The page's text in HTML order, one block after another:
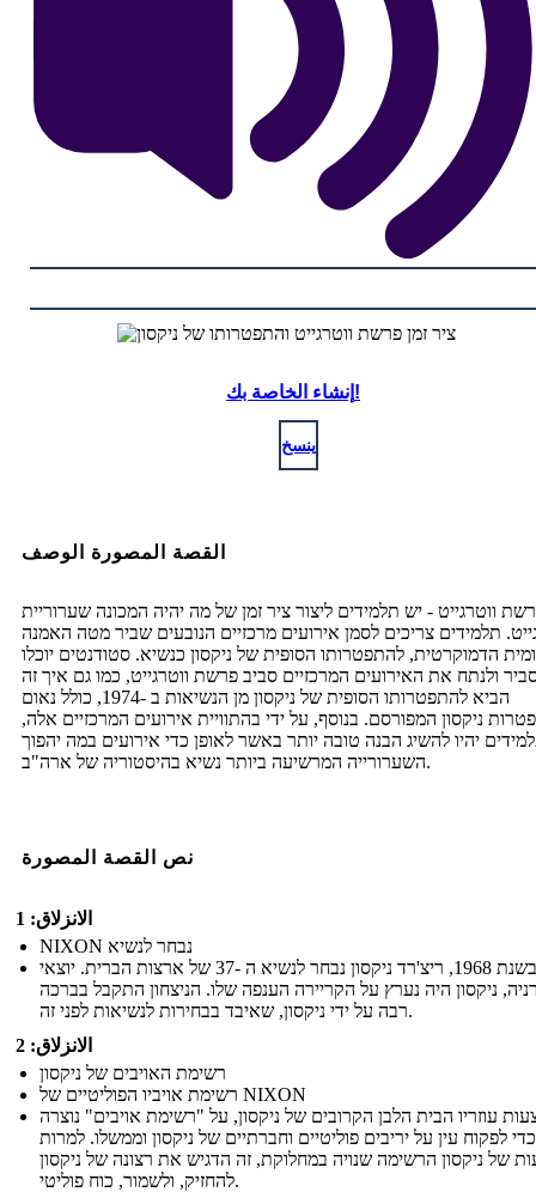
إنشاء الخاصة بك!
ينسخ
القصة المصورة الوصف
ווטרגייט - יש תלמידים ליצור ציר זמן של מה יהיה המכונה שערוריית
תלמידים צריכים לסמן אירועים מרכזיים הנובעים שביר מטה האמנה
הדמוקרטית, להתפטרותו הסופית של ניקסון כנשיא. סטודנטים יוכלו
ולנתח את האירועים המרכזיים סביב פרשת ווטרגייט, כמו גם איך זה
הביא להתפטרותו הסופית של ניקסון מן הנשיאות ב -1974, כולל נאום
ניקסון המפורסם. בנוסף, על ידי בהתוויית אירועים המרכזיים אלה,
יהיו להשיג הבנה טובה יותר באשר לאופן כדי אירועים במה יהפוך
השערורייה המרשיעה ביותר נשיא בהיסטוריה של ארה"ב.
نص القصة المصورة
الانزلاق: 1
NIXON נבחר לנשיא
בשנת 1968, ריצ'רד ניקסון נבחר לנשיא ה -37 של ארצות הברית. יוצאי
ניקסון היה נערץ על הקריירה הענפה שלו. הניצחון התקבל בברכה
רבה על ידי ניקסון, שאיבד בבחירות לנשיאות לפני זה.
الانزلاق: 2
רשימת האויבים של ניקסון
רשימת אויביו הפוליטיים של NIXON
עוזריו הבית הלבן הקרובים של ניקסון, על "רשימת אויבים" נוצרה
כדי לפקוח עין על יריבים פוליטיים וחברתיים של ניקסון וממשלו. למרות
של ניקסון הרשימה שנויה במחלוקת, זה הדגיש את רצונה של ניקסון
להחזיק, ולשמור, כוח פוליטי.